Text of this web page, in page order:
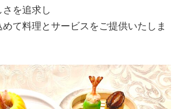
を追求し
て料理とサービスをご提供いたしま